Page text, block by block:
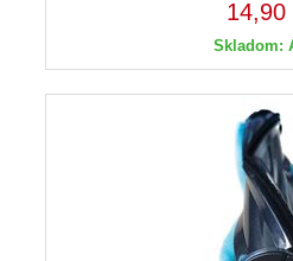
14,90
Skladom: